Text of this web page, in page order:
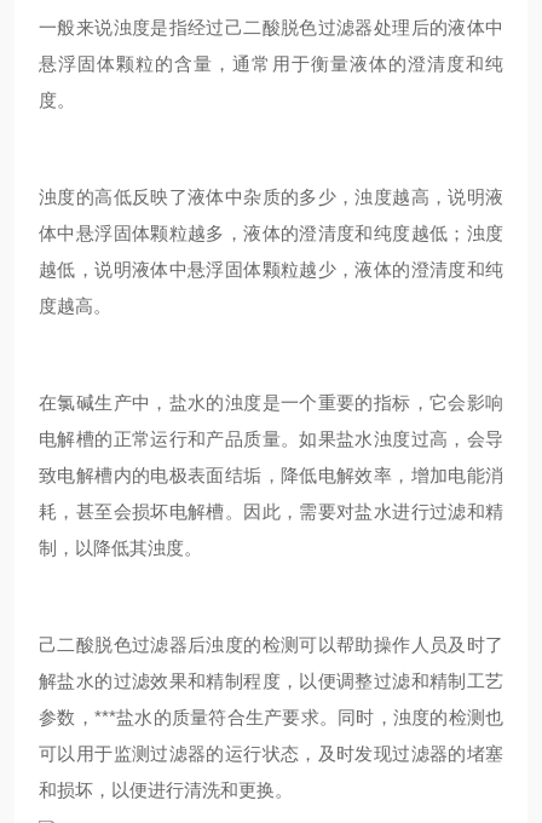
一般来说浊度是指经过己二酸脱色过滤器处理后的液体中
悬浮固体颗粒的含量，通常用于衡量液体的澄清度和纯
度。
浊度的高低反映了液体中杂质的多少，浊度越高，说明液
体中悬浮固体颗粒越多，液体的澄清度和纯度越低；浊度
越低，说明液体中悬浮固体颗粒越少，液体的澄清度和纯
度越高。
在氯碱生产中，盐水的浊度是一个重要的指标，它会影响
电解槽的正常运行和产品质量。如果盐水浊度过高，会导
致电解槽内的电极表面结垢，降低电解效率，增加电能消
耗，甚至会损坏电解槽。因此，需要对盐水进行过滤和精
制，以降低其浊度。
己二酸脱色过滤器后浊度的检测可以帮助操作人员及时了
解盐水的过滤效果和精制程度，以便调整过滤和精制工艺
参数，***盐水的质量符合生产要求。同时，浊度的检测也
可以用于监测过滤器的运行状态，及时发现过滤器的堵塞
和损坏，以便进行清洗和更换。